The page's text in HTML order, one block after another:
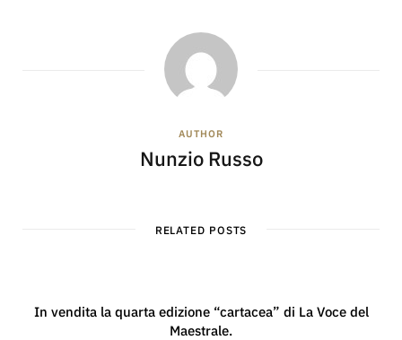
AUTHOR
Nunzio Russo
RELATED POSTS
In vendita la quarta edizione “cartacea” di La Voce del
Maestrale.